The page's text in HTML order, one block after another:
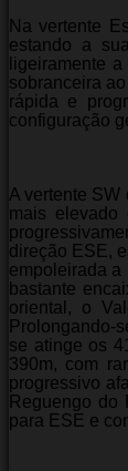
Na vertente
estando a
ligeiramente
sobranceira
rápida e
configuração
A vertente
mais elevado
direção ESE,
empoleirada a
bastante
oriental, o
Prolongando-
se atinge os
390m, com
progressivo
Reguengo do
para ESE e